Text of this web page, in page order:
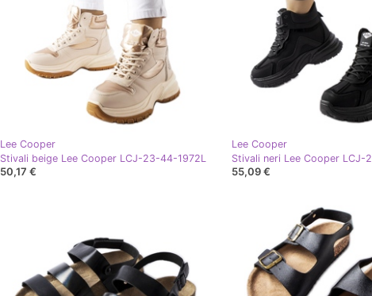
Lee Cooper
Stivali beige Lee Cooper LCJ-23-44-1972L
50,17 €
Lee Cooper
55,09 €